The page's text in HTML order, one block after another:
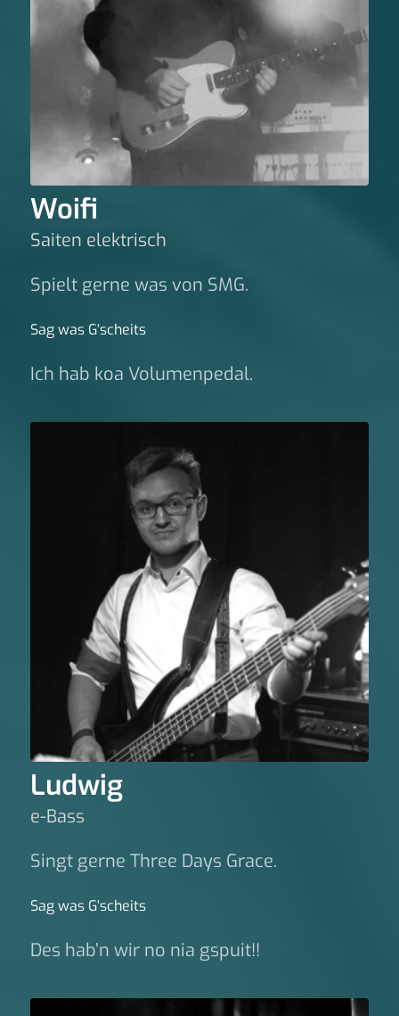
Woifi
Saiten elektrisch
Spielt gerne was von SMG.
Sag was G‘scheits
Ich hab koa Volumenpedal.
Ludwig
e-Bass
Singt gerne Three Days Grace.
Sag was G‘scheits
Des hab’n wir no nia gspuit!!